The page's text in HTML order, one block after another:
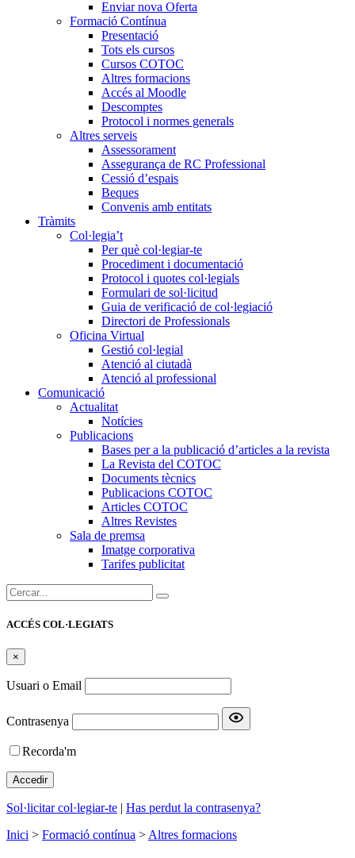
Enviar nova Oferta
Formació Contínua
Presentació
Tots els cursos
Cursos COTOC
Altres formacions
Accés al Moodle
Descomptes
Protocol i normes generals
Altres serveis
Assessorament
Assegurança de RC Professional
Cessió d’espais
Beques
Convenis amb entitats
Tràmits
Col·legia’t
Per què col·legiar-te
Procediment i documentació
Protocol i quotes col·legials
Formulari de sol·licitud
Guia de verificació de col·legiació
Directori de Professionals
Oficina Virtual
Gestió col·legial
Atenció al ciutadà
Atenció al professional
Comunicació
Actualitat
Notícies
Publicacions
Bases per a la publicació d’articles a la revista
La Revista del COTOC
Documents tècnics
Publicacions COTOC
Articles COTOC
Altres Revistes
Sala de premsa
Imatge corporativa
Tarifes publicitat
Cercar:
ACCÉS COL·LEGIATS
×
Usuari o Email
Contrasenya
Recorda'm
Sol·licitar col·legiar-te | Has perdut la contrasenya?
Inici > Formació contínua > Altres formacions